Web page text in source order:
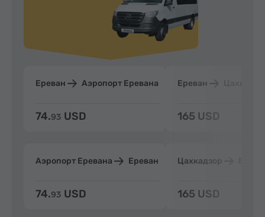
Ереван Аэропорт Еревана
74.93 USD
Аэропорт Еревана Ереван
74.93 USD
Ереван
165 USD
Цахкадзор
165 USD